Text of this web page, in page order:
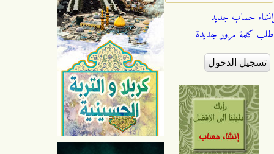
إنشاء حساب جديد
طلب كلمة مرور جديدة